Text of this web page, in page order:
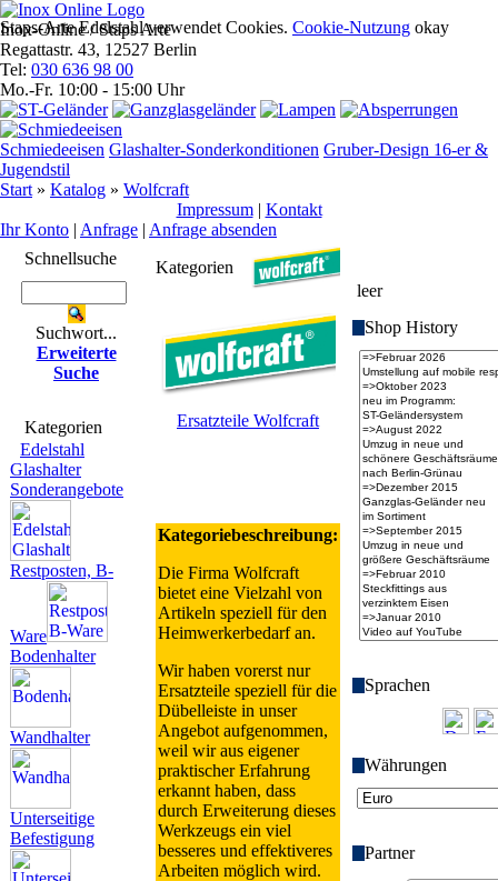
Staps-Arte Edelstahl verwendet Cookies. Cookie-Nutzung okay
Inox-Online / Staps Arte
Regattastr. 43, 12527 Berlin
Tel: 030 636 98 00
Mo.-Fr. 10:00 - 15:00 Uhr
Schmiedeeisen Glashalter-Sonderkonditionen Gruber-Design 16-er &
Jugendstil
Start » Katalog » Wolfcraft
Impres­sum| Kontakt
Ihr Konto | Anfrage | Anfrage absenden
Schnell­suche
Suchwort...
Erwei­terte
Suche
Kate­gorien
Edelstahl
Glashalter
Sonderangebote
Restposten, B-
Ware
Bodenhalter
Wandhalter
Unterseitige
Befestigung
Kategorien
Ersatzteile Wolfcraft
Kategoriebeschreibung:
Die Firma Wolfcraft
bietet eine Vielzahl von
Artikeln speziell für den
Heimwerkerbedarf an.
Wir haben vorerst nur
Ersatzteile speziell für die
Dübelleiste in unser
Angebot aufgenommen,
weil wir aus eigener
praktischer Erfahrung
erkannt haben, dass
durch Erweiterung dieses
Werkzeugs ein viel
besseres und effektiveres
Arbeiten möglich wird.
leer
Shop History
Spra­chen
Wäh­run­gen
Partner